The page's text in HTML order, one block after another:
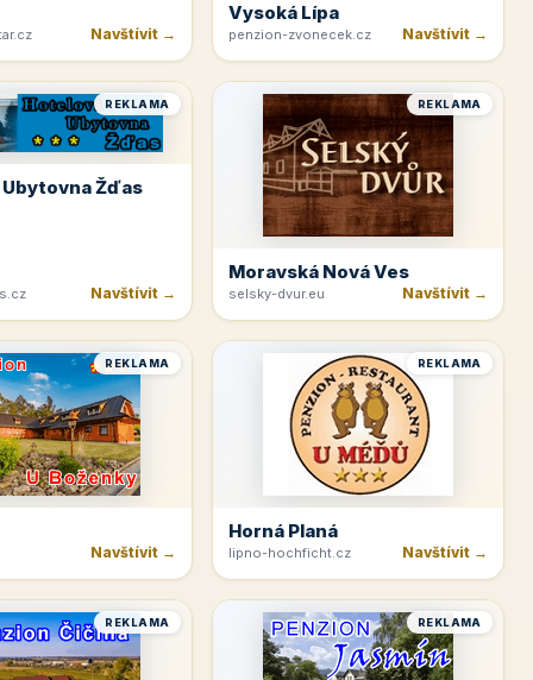
Navštívit →
Vysoká Lípa
penzion-zvonecek.cz Navštívit →
REKLAMA
Žďas
Navštívit →
REKLAMA
Moravská Nová Ves
selsky-dvur.eu Navštívit →
REKLAMA
Navštívit →
REKLAMA
Horná Planá
lipno-hochficht.cz Navštívit →
REKLAMA REKLAMA